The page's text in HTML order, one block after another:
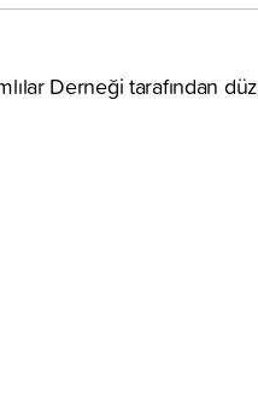
Derneği tarafından